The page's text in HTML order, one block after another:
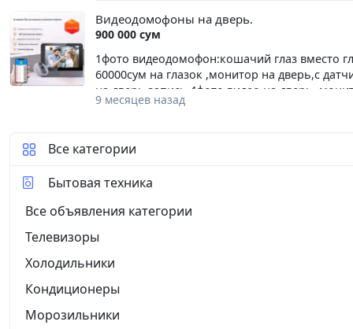
Видеодомофоны на дверь.
900 000 сум
1фото видеодомофон:кошачий глаз вместо
60000сум на глазок ,монитор на дверь,с
на дверь,запись.4фото видео на дверь
цена450000сум.Карты памяти отдельно.
9 месяцев назад
Все категории
Бытовая техника
Все объявления категории
Телевизоры
Холодильники
Кондиционеры
Морозильники